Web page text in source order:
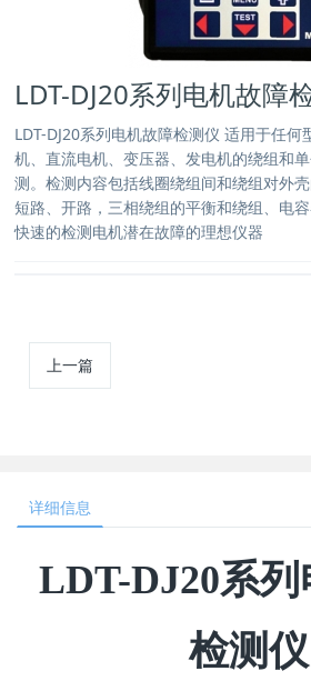
LDT-DJ20系列电机故障
LDT-DJ20系列电机故障检测仪 适用于任
机、直流电机、变压器、发电机的绕组和
测。检测内容包括线圈绕组间和绕组对外
短路、开路，三相绕组的平衡和绕组、电
快速的检测电机潜在故障的理想仪器
上一篇
详细信息
LDT-DJ20系
检测仪